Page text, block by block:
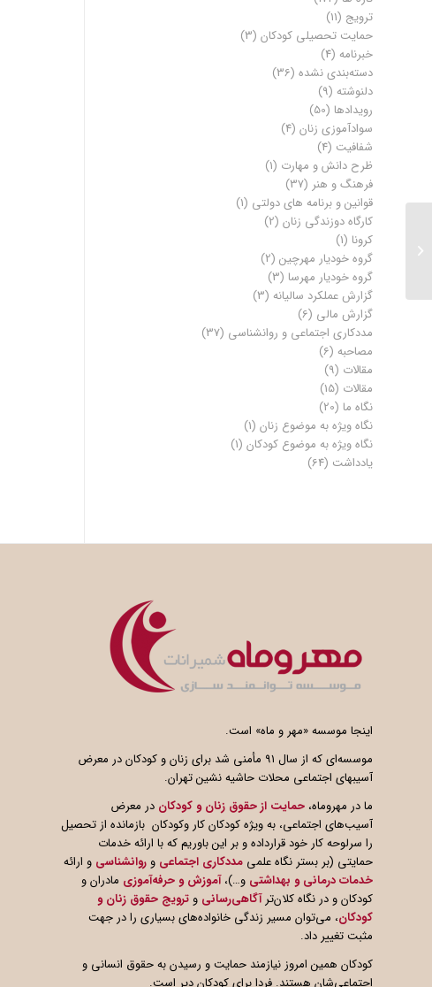
ترویج (11)
حمایت تحصیلی کودکان (3)
خبرنامه (4)
دسته‌بندی نشده (36)
دلنوشته (9)
رویدادها (50)
سوادآموزی زنان (4)
شفافیت (4)
ظرح دانش و مهارت (1)
فرهنگ و هنر (37)
قوانین و برنامه های دولتی (1)
کارگاه دوزندگی زنان (2)
کرونا (1)
گروه خودیار مهرچین (2)
گروه خودیار مهرسا (3)
گزارش عملکرد سالیانه (3)
گزارش مالی (6)
مددکاری اجتماعی و روانشناسی (37)
مصاحبه (6)
مقالات (9)
مقالات (15)
نگاه ما (20)
نگاه ویژه به موضوع زنان (1)
نگاه ویژه به موضوع کودکان (1)
یادداشت (64)
اینجا موسسه «مهر و ماه» است.
موسسه‌ای که از سال ۹۱ مأمنی شد برای زنان و کودکان در معرض
آسیبهای اجتماعی محلات حاشیه نشین تهران.
ما در مهروماه، حمایت از حقوق زنان و کودکان در معرض
آسیب‌های اجتماعی، به ویژه کودکان کار وکودکان بازمانده از تحصیل
را سرلوحه کار خود قرارداده و بر این باوریم که با ارائه خدمات
حمایتی (بر بستر نگاه علمی مددکاری اجتماعی و روانشناسی و ارائه
خدمات درمانی و بهداشتی و…)،آموزش و حرفه‌آموزی مادران و
کودکان و در نگاه کلان‌ترآگاهیرسانی و ترویج حقوق زنان و
کودکان، می‌توان مسیر زندگی خانواده‌های بسیاری را در جهت
مثبت تغییر داد.
کودکان همین امروز نیازمند حمایت و رسیدن به حقوق انسانی و
اجتماعی‌شان هستند. فردا برای کودکان دیر است.
ازدواج کودکان؛ آیا پسران
کم‌سن و سال از این معضل
اجتماعی گریزی دارند؟...